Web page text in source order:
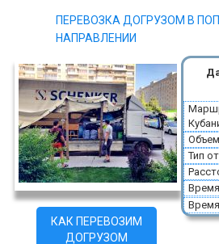
КАК ПЕРЕВОЗИМ
ДОГРУЗОМ
Тип
Время
Время
ПЕРЕВОЗКА ДОГРУЗОМ В
НАПРАВЛЕНИИ